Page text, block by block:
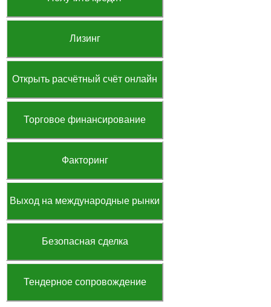
Лизинг
Открыть расчётный счёт онлайн
Торговое финансирование
Факторинг
Выход на международные рынки
Безопасная сделка
Тендерное сопровождение